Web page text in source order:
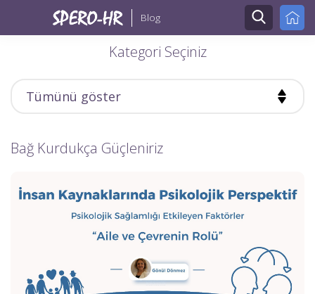
Blog
Kategori Seçiniz
Bağ Kurdukça Güçleniriz